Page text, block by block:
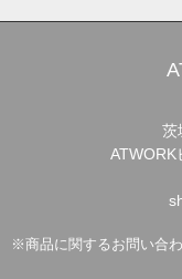
茨
ATWORK
※商品に関するお問い合